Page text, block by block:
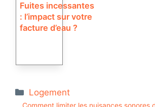
Fuites incessantes
: l’impact sur votre
facture d’eau ?
Catégories
Logement